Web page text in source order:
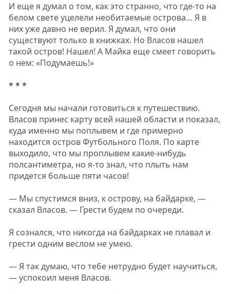
И еще я думал о том, как это странно, что где-то на
белом свете уцелели необитаемые острова… Я в
них уже давно не верил. Я думал, что они
существуют только в книжках. Но Власов нашел
такой остров! Нашел! А Майка еще смеет говорить
о нем: «Подумаешь!»
* * *
Сегодня мы начали готовиться к путешествию.
Власов принес карту всей нашей области и показал,
куда именно мы поплывем и где примерно
находится остров Футбольного Поля. По карте
выходило, что мы проплывем какие-нибудь
полсантиметра, но я-то знал, что плыть нам
придется больше пяти часов!
— Мы спустимся вниз, к острову, на байдарке, —
сказал Власов. — Грести будем по очереди.
Я сознался, что никогда на байдарках не плавал и
грести одним веслом не умею.
— Я так думаю, что тебе нетрудно будет научиться,
— успокоил меня Власов.